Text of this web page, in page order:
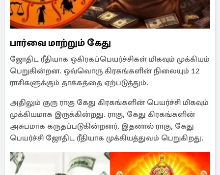
பார்வை மாற்றும் கேது
ஜோதிட ரீதியாக ஒகிரகப்பெயர்ச்சிகள் மிகவும் முக்கியம்
பெறுகின்றன. ஒவ்வொரு கிரகங்களின் நிலையும் 12
ராசிகளுக்கும் தாக்கத்தை ஏற்படுத்தும்.
அதிலும் குரு ராகு கேது கிரகங்களின் பெயர்ச்சி மிகவும்
முக்கியமாக இருக்கின்றது. ராகு, கேது கிரகங்களின்
அசுபமாக கருதப்படுகின்றனர். இதனால் ராகு, கேது
பெயர்ச்சி ஜோதிட ரீதியாக முக்கியத்துவம் பெறுகிறது.